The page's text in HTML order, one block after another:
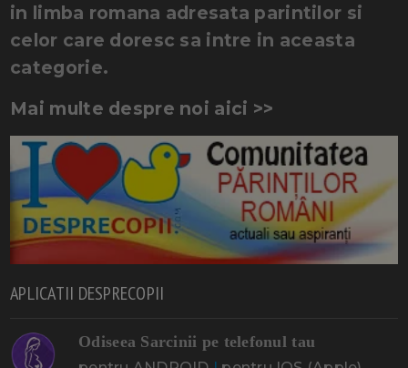
in limba romana adresata parintilor si
celor care doresc sa intre in aceasta
categorie.
Mai multe despre noi aici >>
APLICATII DESPRECOPII
Odiseea Sarcinii pe telefonul tau